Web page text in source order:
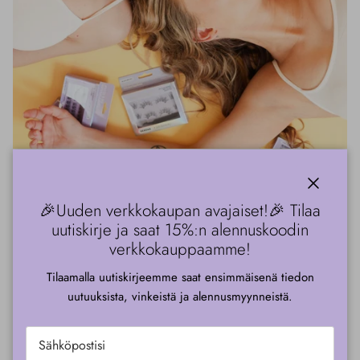
TIETOA MEISTÄ
G Beauty Lab – Kauneuden
asiantuntijasi.
Tarjoamme asiakkaillemme huolella valittuja tuotteita sekä ihanilta
kansainvälisiltä brändeiltä että omalta tuotemerkiltämme.
🎉Uuden verkkokaupan avajaiset!🎉 Tilaa
uutiskirje ja saat 15%:n alennuskoodin
verkkokauppaamme!
Tilaamalla uutiskirjeemme saat ensimmäisenä tiedon
uutuuksista, vinkeistä ja alennusmyynneistä.